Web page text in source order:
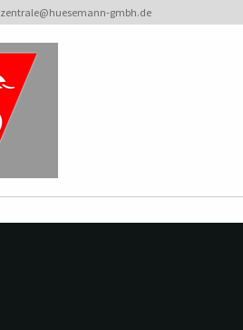
zentrale@huesemann-gmbh.de